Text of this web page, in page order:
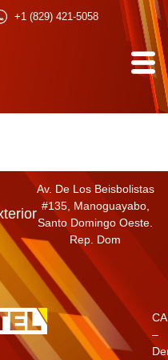
+1 (829) 421-5058
Av. De Los Beisbolistas
#135, Manoguayabo,
Santo Domingo Oeste.
Rep. Dom
–